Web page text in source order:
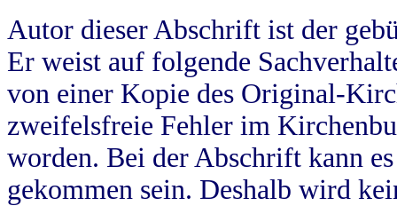
Autor dieser Abschrift ist der
Er weist auf folgende
von einer Kopie des Original-
zweifelsfreie Fehler im
worden. Bei der Abschrift kann
gekommen sein. Deshalb wird